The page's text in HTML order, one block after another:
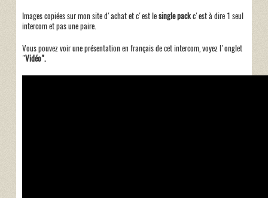
Images copiées sur mon site d'achat et c'est lesingle packc'est à dire 1 seul
intercom et pas une paire.
Vous pouvez voir une présentation en français de cet intercom, voyez l'onglet
"Vidéo".